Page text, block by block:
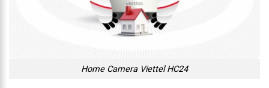
Home Camera Viettel HC24